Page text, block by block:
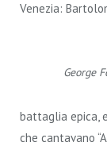
Venezia:
George
battaglia epica,
che cantavano